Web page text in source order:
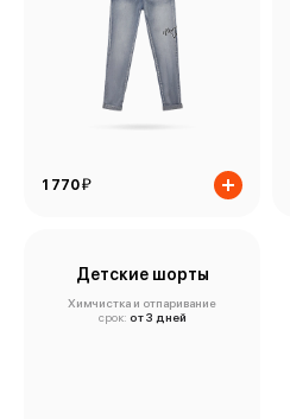
1 770й
Детские шорты
Химчистка и отпаривание
срок: от 3 дней